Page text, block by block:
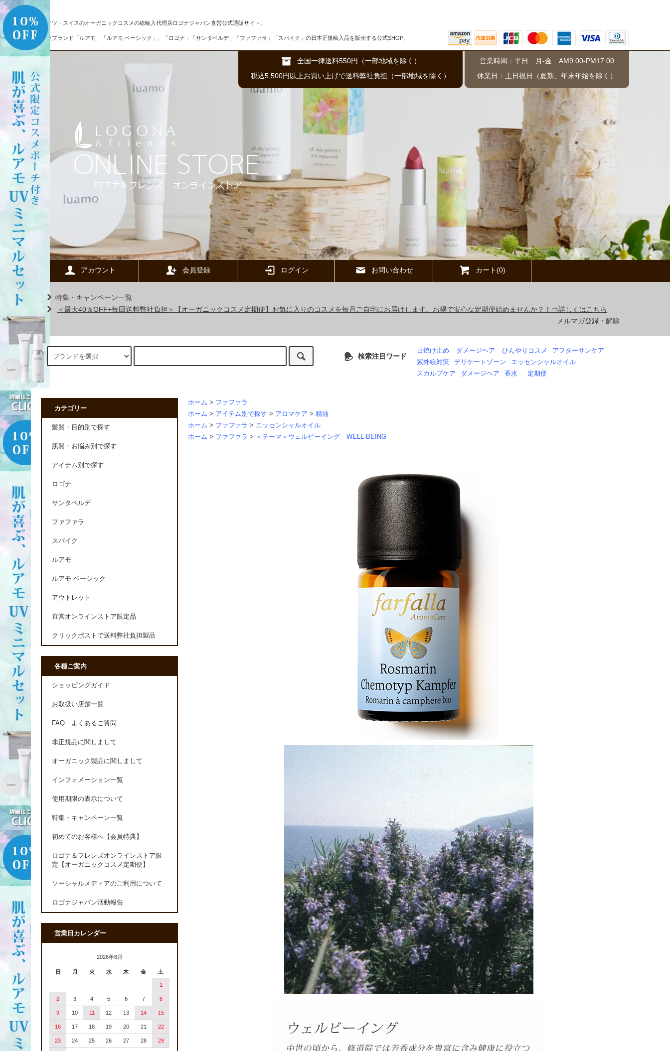
ドイツ・スイスのオーガニックコスメの総輸入代理店ロゴナジャパン直営公式通販サイト。
自社ブランド「ルアモ」「ルアモ ベーシック」、「ロゴナ」「サンタベルデ」「ファファラ」「スパイク」の日本正規輸入品を販売する公式SHOP。
全国一律送料550円（一部地域を除く）
税込5,500円以上お買い上げで送料弊社負担（一部地域を除く）
営業時間：平日 月-金 AM9:00-PM17:00
休業日：土日祝日（夏期、年末年始を除く）
アカウント 会員登録 ログイン お問い合わせ カート(0)
特集・キャンペーン一覧
＜最大40％OFF+毎回送料弊社負担＞【オーガニックコスメ定期便】お気に入りのコスメを毎月ご自宅にお届けします。お得で安心な定期便始めませんか？！⇒詳しくはこちら
メルマガ登録・解除
検索注目ワード
日焼け止め ダメージヘア ひんやりコスメ
アフターサンケア
紫外線対策
デリケートゾーン
エッセンシャルオイル
スカルプケア
ダメージヘア 香水 定期便
ホーム > ファファラ
ホーム > アイテム別で探す > アロマケア > 精油
ホーム > ファファラ > エッセンシャルオイル
ホーム > ファファラ > ＜テーマ＞ウェルビーイング WELL-BEING
カテゴリー
髪質・目的別で探す
肌質・お悩み別で探す
アイテム別で探す
ロゴナ
サンタベルデ
ファファラ
スパイク
ルアモ
ルアモ ベーシック
アウトレット
直営オンラインストア限定品
クリックポストで送料弊社負担製品
各種ご案内
ショッピングガイド
お取扱い店舗一覧
FAQ よくあるご質問
非正規品に関しまして
オーガニック製品に関しまして
インフォメーション一覧
使用期限の表示について
特集・キャンペーン一覧
初めてのお客様へ【会員特典】
ロゴナ＆フレンズオンラインストア限
定【オーガニックコスメ定期便】
ソーシャルメディアのご利用について
ロゴナジャパン活動報告
営業日カレンダー
2026年8月
日 月 火 水 木 金 土
1
2 3 4 5 6 7 8
9 10 11 12 13 14 15
16 17 18 19 20 21 22
23 24 25 26 27 28 29